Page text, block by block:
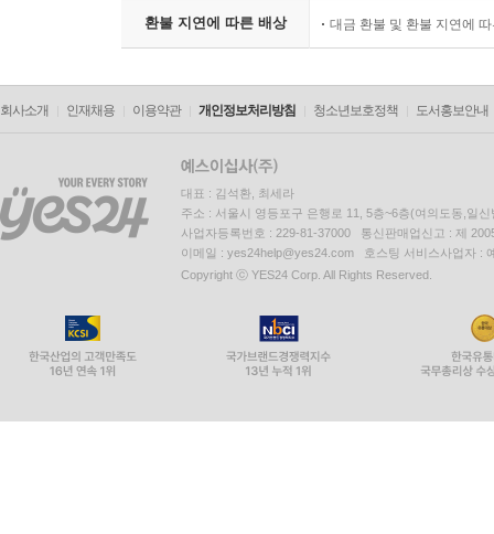
환불 지연에 따른 배상 대금 환불 및 환불 지연에
회사소개 인재채용 이용약관 개인정보처리방침 청소년보호정책 도서홍보안내
대표 : 김석환, 최세라
주소 : 서울시 영등포구 은행로 11, 5층~6층(여의도동,일신
사업자등록번호 : 229-81-37000 통신판매업신고 : 제
이메일 : yes24help@yes24.com 호스팅 서비스사업자 :
Copyright ⓒ YES24 Corp. All Rights Reserved.